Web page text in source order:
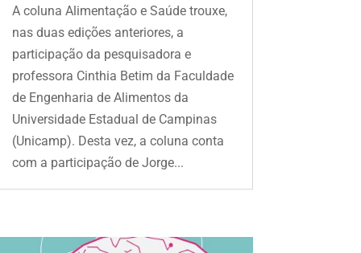
A coluna Alimentação e Saúde trouxe,
nas duas edições anteriores, a
participação da pesquisadora e
professora Cinthia Betim da Faculdade
de Engenharia de Alimentos da
Universidade Estadual de Campinas
(Unicamp). Desta vez, a coluna conta
com a participação de Jorge...